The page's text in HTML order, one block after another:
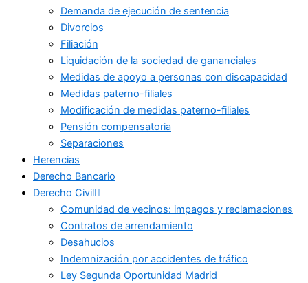
Demanda de ejecución de sentencia
Divorcios
Filiación
Liquidación de la sociedad de gananciales
Medidas de apoyo a personas con discapacidad
Medidas paterno-filiales
Modificación de medidas paterno-filiales
Pensión compensatoria
Separaciones
Herencias
Derecho Bancario
Derecho Civil
Comunidad de vecinos: impagos y reclamaciones
Contratos de arrendamiento
Desahucios
Indemnización por accidentes de tráfico
Ley Segunda Oportunidad Madrid